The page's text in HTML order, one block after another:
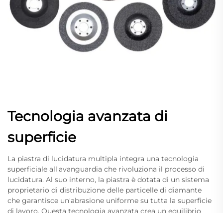
Tecnologia avanzata di
superficie
La piastra di lucidatura multipla integra una tecnologia
superficiale all'avanguardia che rivoluziona il processo di
lucidatura. Al suo interno, la piastra è dotata di un sistema
proprietario di distribuzione delle particelle di diamante
che garantisce un'abrasione uniforme su tutta la superficie
di lavoro. Questa tecnologia avanzata crea un equilibrio